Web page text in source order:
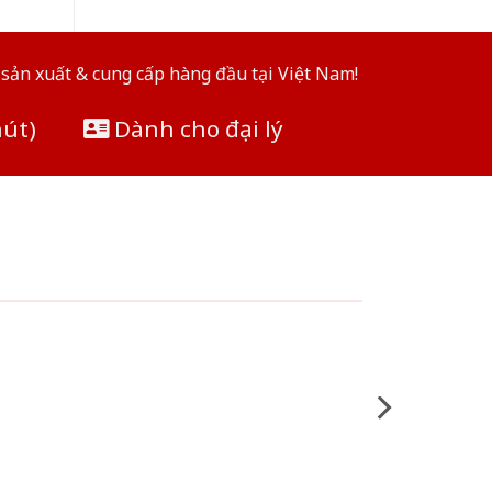
xuất & cung cấp hàng đầu tại Việt Nam!
Dành cho đại lý